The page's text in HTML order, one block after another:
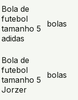
Bola de
futebol
tamanho 5
adidas
bolas
Bola de
futebol
tamanho 5
Jorzer
bolas